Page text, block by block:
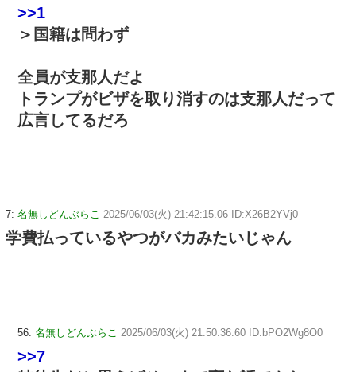
>>1
＞国籍は問わず
全員が支那人だよ
トランプがビザを取り消すのは支那人だって
広言してるだろ
7: 名無しどんぶらこ 2025/06/03(火) 21:42:15.06 ID:X26B2YVj0
学費払っているやつがバカみたいじゃん
56: 名無しどんぶらこ 2025/06/03(火) 21:50:36.60 ID:bPO2Wg8O0
>>7